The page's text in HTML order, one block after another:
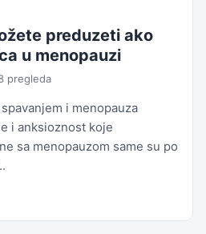
preduzeti ako
u menopauzi
pregleda
i menopauza
i anksioznost koje
sa menopauzom same su po